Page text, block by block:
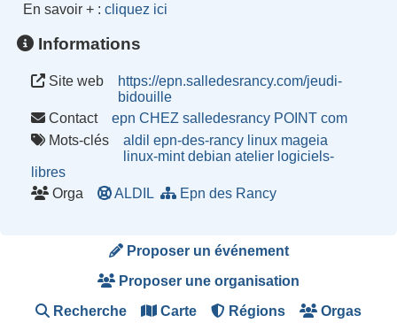
En savoir + : cliquez ici
Informations
Site web
https://epn.salledesrancy.com/jeudi-
bidouille
Contact
epn CHEZ salledesrancy POINT com
Mots-clés
aldil epn-des-rancy linux mageia
linux-mint debian atelier logiciels-
libres
Orga
ALDIL Epn des Rancy
Proposer un événement
Proposer une organisation
Recherche Carte Régions Orgas